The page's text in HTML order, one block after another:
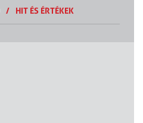
/ HIT ÉS ÉRTÉKEK